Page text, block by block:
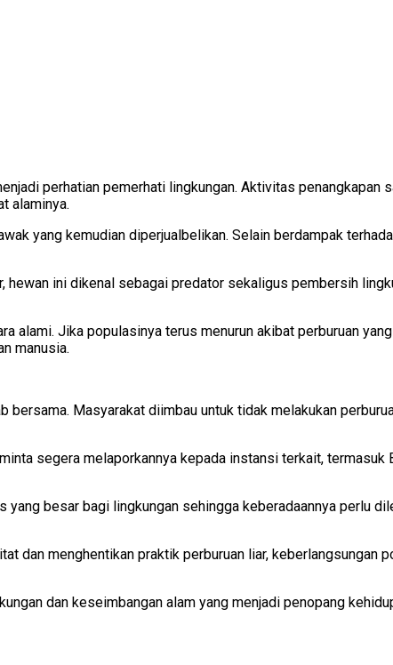
perhatian pemerhati lingkungan. Aktivitas penangkapan
alaminya.
yang kemudian diperjualbelikan. Selain berdampak
ini dikenal sebagai predator sekaligus pembersih
alami. Jika populasinya terus menurun akibat perburuan
manusia.
Masyarakat diimbau untuk tidak melakukan
segera melaporkannya kepada instansi terkait, termasuk
besar bagi lingkungan sehingga keberadaannya perlu
dan menghentikan praktik perburuan liar, keberlangsungan
dan keseimbangan alam yang menjadi penopang